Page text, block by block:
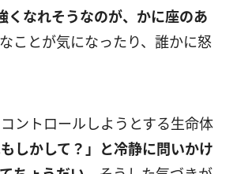
くなれそうなのが、かに座のあ
ことが気になったり、誰かに怒
ントロールしようとする生命体
もしかして？」と冷静に問いかけ